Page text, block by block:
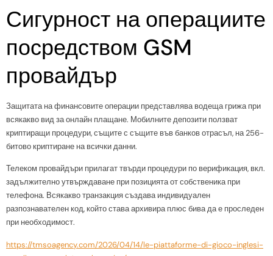
Сигурност на операциите
посредством GSM
провайдър
Защитата на финансовите операции представлява водеща грижа при
всякакво вид за онлайн плащане. Мобилните депозити ползват
криптиращи процедури, същите с същите във банков отрасъл, на 256-
битово криптиране на всички данни.
Телеком провайдъри прилагат твърди процедури по верификация, вкл.
задължително утвърждаване при позицията от собственика при
телефона. Всякакво транзакция създава индивидуален
разпознавателен код, който става архивира плюс бива да е проследен
при необходимост.
https://tmsoagency.com/2026/04/14/le-piattaforme-di-gioco-inglesi-